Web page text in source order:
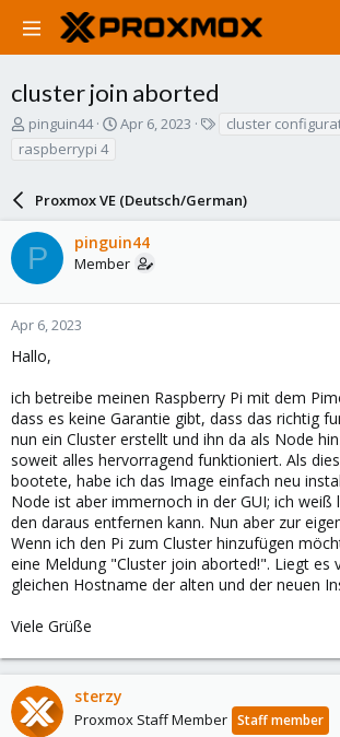
cluster join aborted
T
r
d
s
a
r
t
r
pinguin44
S
t
d
a
t
Apr 6, 2023 cluster
raspberrypi 4
Proxmox VE (Deutsch/German)
P pinguin44
Member
Apr 6, 2023
Hallo,
ich betreibe meinen Raspberry Pi mit dem
dass es keine Garantie gibt, dass das richtig
nun ein Cluster erstellt und ihn da als Node
soweit alles hervorragend funktioniert. Als
bootete, habe ich das Image einfach neu
Node ist aber immernoch in der GUI; ich weiß
den daraus entfernen kann. Nun aber zur
Wenn ich den Pi zum Cluster hinzufügen
eine Meldung "Cluster join aborted!". Liegt es
gleichen Hostname der alten und der neuen
Viele Grüße
sterzy
Proxmox Staff Member Staff member